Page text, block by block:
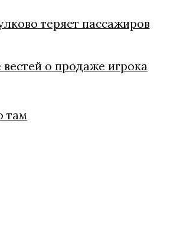
теряет пассажиров
о продаже игрока
там